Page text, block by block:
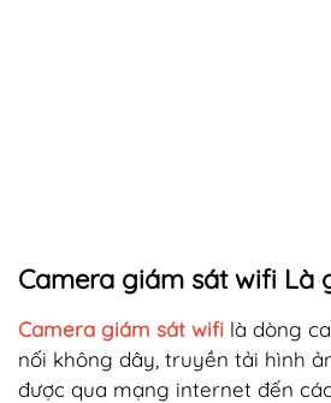
Camera giám sát wifi Là
Camera giám sát wifi là dòng
nối không dây, truyền tải hình
được qua mạng internet đến